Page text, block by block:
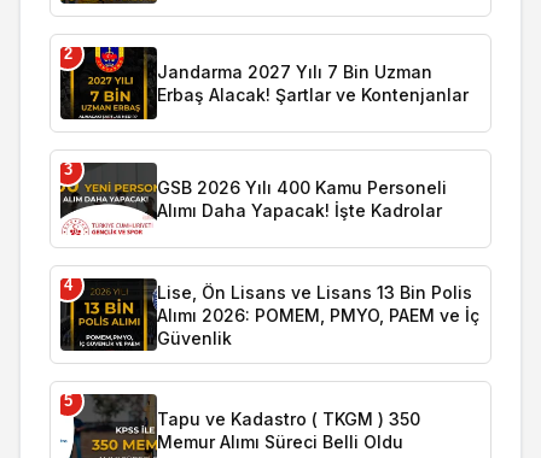
2
Jandarma 2027 Yılı 7 Bin Uzman
Erbaş Alacak! Şartlar ve Kontenjanlar
3
GSB 2026 Yılı 400 Kamu Personeli
Alımı Daha Yapacak! İşte Kadrolar
4
Lise, Ön Lisans ve Lisans 13 Bin Polis
Alımı 2026: POMEM, PMYO, PAEM ve İç
Güvenlik
5
Tapu ve Kadastro ( TKGM ) 350
Memur Alımı Süreci Belli Oldu